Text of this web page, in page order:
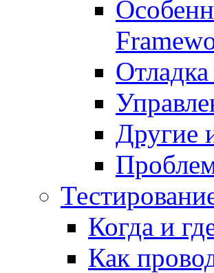
Отладка
Другие
Когда и
Как